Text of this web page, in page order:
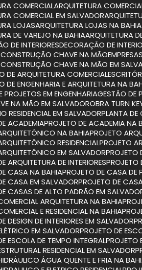
COMERCIAL ARQUITETURA
COMERCIAL EM SALVADOR
LOJAS ARQUITETURA LOJAS NA BAHIA
DE VAREJO NA BAHIA ARQUITETURA
DE INTERIORES DECORAÇÃO DE
CONSTRUÇÃO CHAVE NA MÃO
CONSTRUÇÃO CHAVE NA MÃO EM
DE ARQUITETURA COMERCIAL
DE ENGENHARIA E ARQUITETURA NA
PROJETOS EM ENGENHARIA GESTÃO
NA MÃO EM SALVADOR OBRA TURN
RESIDENCIAL EM SALVADOR PLANTA
ACADEMIA PROJETO DE ACADEMIA NA
NA BAHIA PROJETO
RESIDENCIAL PROJETO
EM SALVADOR
ARQUITETURA DE INTERIORES
CASA NA BAHIA PROJETO DE CASA DE
CASA EM SALVADOR PROJETO DE
CASAS DE ALTO PADRÃO EM
ARQUITETURA NA BAHIA
E RESIDENCIAL NA BAHIA
DESIGN DE INTERIORES EM SALVADOR
EM SALVADOR PROJETO DE
ESCOLA DE TEMPO INTEGRAL
RESIDENCIAL EM SALVADOR
ÁGUA QUENTE E FRIA NA